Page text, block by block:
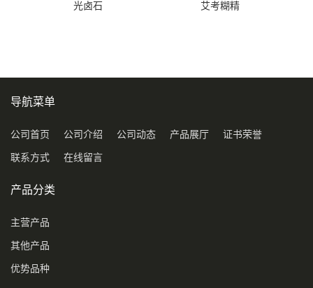
光卤石 艾考糊精
导航菜单
公司首页 公司介绍 公司动态 产品展厅 证书荣誉
联系方式 在线留言
产品分类
主营产品
其他产品
优势品种